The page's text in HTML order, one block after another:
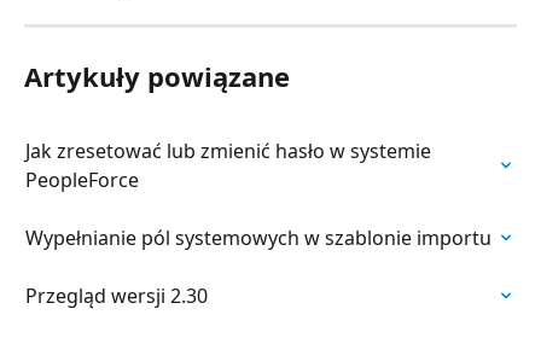
Artykuły powiązane
Jak zresetować lub zmienić hasło w systemie
PeopleForce
Wypełnianie pól systemowych w szablonie importu
Przegląd wersji 2.30